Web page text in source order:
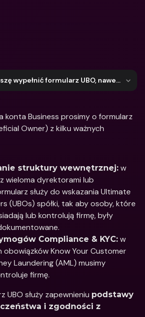
Czy naprawdę muszę wypełnić formularz UBO, nawet jeśli jestem jedynym dyrektorem lub właścicielem?
konta Business prosimy o formularz
Owner) z kilku ważnych
struktury wewnętrznej: w
wieloma dyrektorami lub
służy do wskazania Ultimate
(UBOs) spółki, tak aby osoby, które
lub kontrolują firmę, były
Compliance & KYC: w
obowiązków Know Your Customer
Laundering (AML) musimy
firmę.
UBO służy zapewnieniu podstawy
i zgodności z